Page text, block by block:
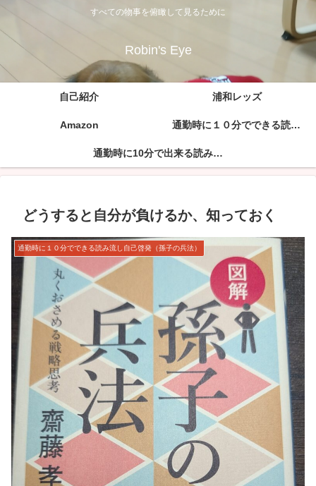
すべての物事を俯瞰して見るために
Robin's Eye
自己紹介 浦和レッズ
Amazon 通勤時に１０分でできる読み流し自己啓発（孫子の兵法）
通勤時に10分で出来る読み流し自己啓発（論語）
どうすると自分が負けるか、知っておく
通勤時に１０分でできる読み流し自己啓発（孫子の兵法）